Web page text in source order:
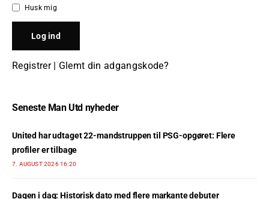
Husk mig
Registrer| Glemt din adgangskode?
Seneste Man Utd nyheder
United har udtaget 22-mandstruppen til PSG-opgøret: Flere
profiler er tilbage
7. AUGUST 2026 16:20
Dagen i dag: Historisk dato med flere markante debuter